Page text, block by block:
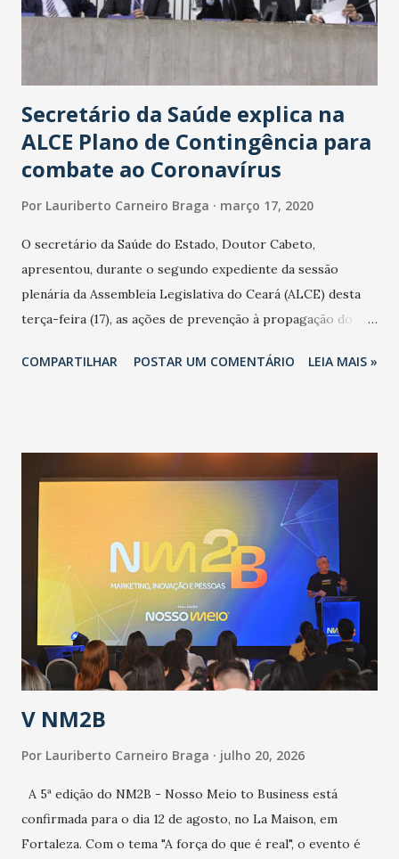
Secretário da Saúde explica na
ALCE Plano de Contingência para
combate ao Coronavírus
Por Lauriberto Carneiro Braga março 17, 2020
O secretário da Saúde do Estado, Doutor Cabeto,
apresentou, durante o segundo expediente da sessão
plenária da Assembleia Legislativa do Ceará (ALCE) desta
terça-feira (17), as ações de prevenção à propagação do
adotadas pelo Governo do Estado na contenção da
população suspeita e de cuidados com os ambientes
públicos e domiciliares. “Nós não estamos vivendo uma
epidemia comum, como temos em todos os anos, com
aumento de casos de dengue, influenza ou H1N1. Trata-se
de uma epidemia com um vírus diferente, com um poder de
contaminação maior que outros coronavírus”, apontou o
secretário. Segundo ele, é uma epidemia com chance de
contaminação alta, podendo gerar um grande risco à
população e ao sistema de saúde. “Precisamos saber fazer a
estratificação do risco da doença, para não so...
COMPARTILHAR POSTAR UM COMENTÁRIO LEIA MAIS »
V NM2B
Por Lauriberto Carneiro Braga julho 20, 2026
A 5ª edição do NM2B - Nosso Meio to Business está
confirmada para o dia 12 de agosto, no La Maison, em
Fortaleza. Com o tema "A força do que é real", o evento é